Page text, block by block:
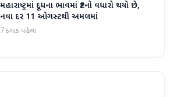
મહારાષ્ટ્રમાં દૂધના ભાવમાં ₹2નો વધારો થયો છે,
નવા દર 11 ઓગસ્ટથી અમલમાં
7 કલાક પહેલા